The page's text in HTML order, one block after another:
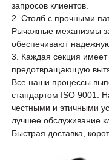
запросов клиентов.
2. Столб с прочными
Рычажные механизмы
обеспечивают
3. Каждая секция
предотвращающую
Все наши процессы
стандартом ISO 9001.
честными и этичными
лучшее обслуживание
Быстрая доставка,